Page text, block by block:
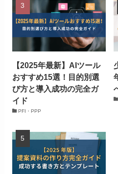
【2025年最新】AIツール
おすすめ15選！目的別選
び方と導入成功の完全ガ
イド
PFI・PPP